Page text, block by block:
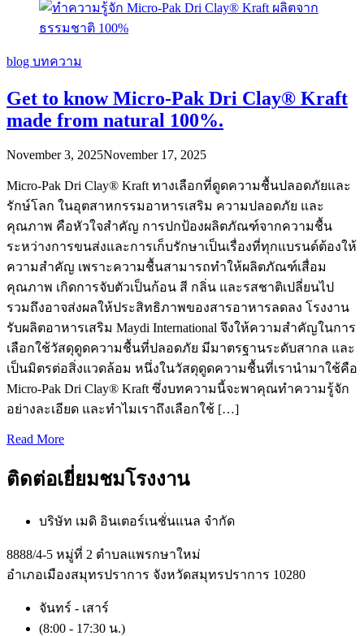
blog บทความ
Get to know Micro-Pak Dri Clay® Kraft
made from natural 100%.
November 3, 2025November 17, 2025
Micro-Pak Dri Clay® Kraft ทางเลือกที่ดูดความชื้นปลอดภัยและ
รักษ์โลก ในอุตสาหกรรมอาหารเสริม ความปลอดภัย และ
คุณภาพ คือหัวใจสำคัญ การปกป้องผลิตภัณฑ์จากความชื้น
ระหว่างการขนส่งและการเก็บรักษาเป็นเรื่องที่ทุกแบรนด์ต้องให้
ความสำคัญ เพราะความชื้นสามารถทำให้ผลิตภัณฑ์เสื่อม
คุณภาพ เกิดการจับตัวเป็นก้อน สี กลิ่น และรสชาติเปลี่ยนไป
รวมถึงอาจส่งผลให้ประสิทธิภาพของสารอาหารลดลง โรงงาน
รับผลิตอาหารเสริม Maydi International จึงให้ความสำคัญในการ
เลือกใช้วัสดุดูดความชื้นที่ปลอดภัย มีมาตรฐานระดับสากล และ
เป็นมิตรต่อสิ่งแวดล้อม หนึ่งในวัสดุดูดความชื้นที่เรานำมาใช้คือ
Micro-Pak Dri Clay® Kraft ซึ่งบทความนี้จะพาคุณทำความรู้จัก
อย่างละเอียด และทำไมเราถึงเลือกใช้ […]
Read More
ติดต่อเยี่ยมชมโรงงาน
บริษัท เมดิ อินเตอร์เนชั่นแนล จำกัด
8888/4-5 หมู่ที่ 2 ตำบลแพรกษาใหม่
อำเภอเมืองสมุทรปราการ จังหวัดสมุทรปราการ 10280
จันทร์ - เสาร์
(8:00 - 17:30 น.)